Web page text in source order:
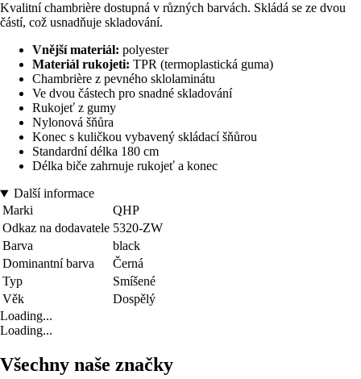
Kvalitní chambrière dostupná v různých barvách. Skládá se ze dvou
částí, což usnadňuje skladování.
Vnější materiál: polyester
Materiál rukojeti: TPR (termoplastická guma)
Chambrière z pevného sklolaminátu
Ve dvou částech pro snadné skladování
Rukojeť z gumy
Nylonová šňůra
Konec s kuličkou vybavený skládací šňůrou
Standardní délka 180 cm
Délka biče zahrnuje rukojeť a konec
Další informace
Marki
QHP
Odkaz na dodavatele 5320-ZW
Barva
black
Dominantní barva
Černá
Typ
Smíšené
Věk
Dospělý
Loading...
Loading...
Všechny naše značky